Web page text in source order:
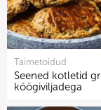
Taimetoidud
Seened kotletid
köögiviljadega